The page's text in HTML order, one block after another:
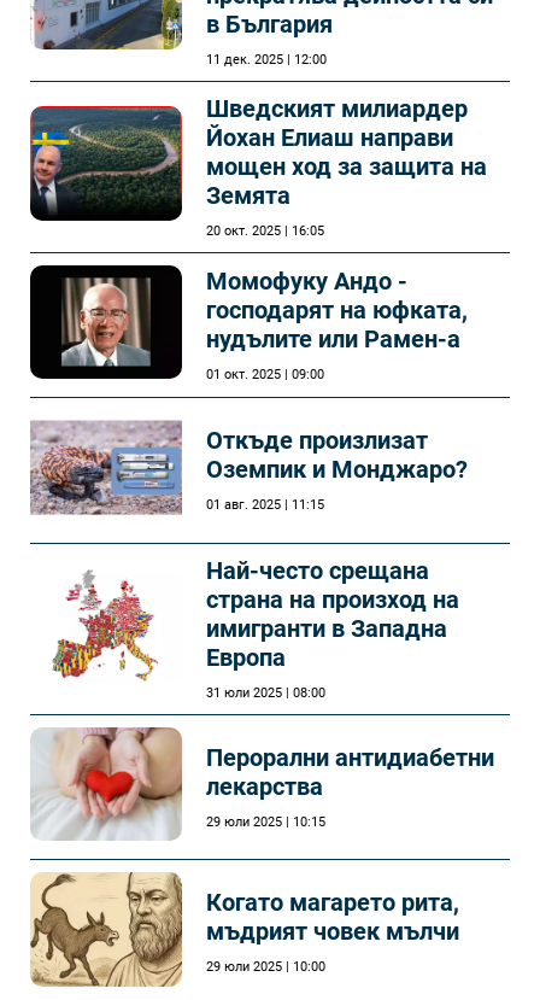
в България
11 дек. 2025 | 12:00
Шведският милиардер
Йохан Елиаш направи
мощен ход за защита на
Земята
20 окт. 2025 | 16:05
Момофуку Андо -
господарят на юфката,
нудълите или Рамен-а
01 окт. 2025 | 09:00
Откъде произлизат
Оземпик и Монджаро?
01 авг. 2025 | 11:15
Най-често срещана
страна на произход на
имигранти в Западна
Европа
31 юли 2025 | 08:00
Перорални антидиабетни
лекарства
29 юли 2025 | 10:15
Когато магарето рита,
мъдрият човек мълчи
29 юли 2025 | 10:00